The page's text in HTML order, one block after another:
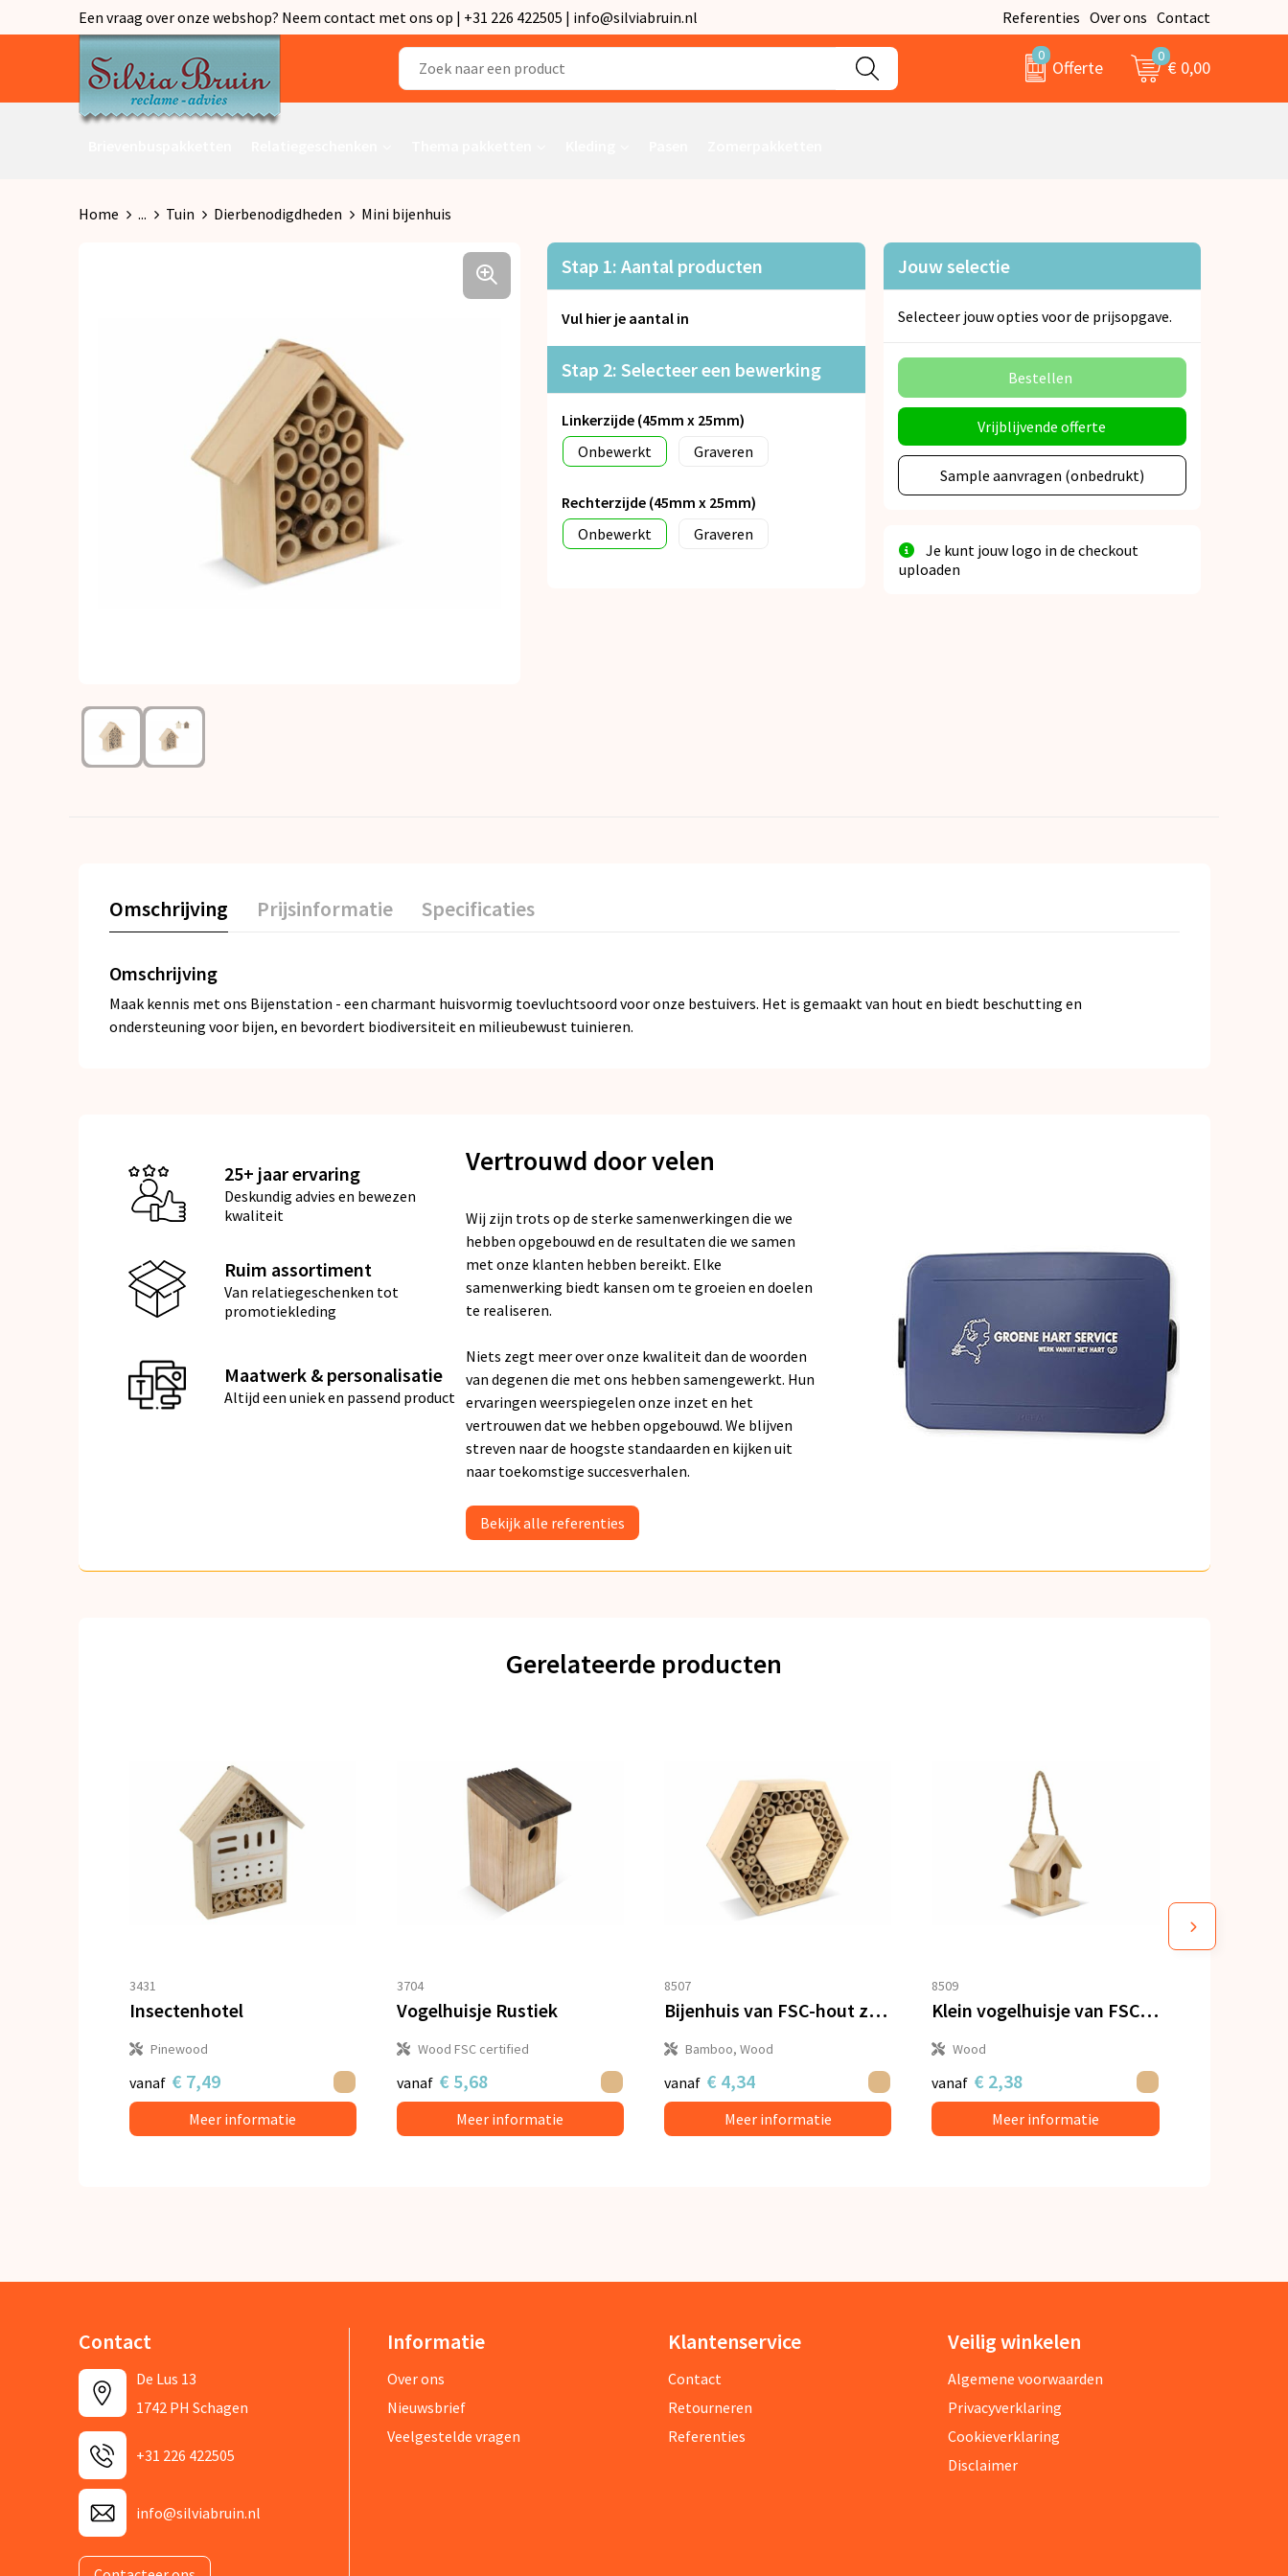
Een vraag over onze webshop? Neem contact met ons op | +31 226 422505 | info@silviabruin.nl Referenties Over ons Contact
0
Offerte
0
€ 0,00
Home ... Tuin Dierbenodigdheden Mini bijenhuis
Stap 1: Aantal producten
Vul hier je aantal in
Stap 2: Selecteer een bewerking
Linkerzijde (45mm x 25mm)
Onbewerkt
Graveren
Rechterzijde (45mm x 25mm)
Onbewerkt
Graveren
Jouw selectie
Selecteer jouw opties voor de prijsopgave.
Bestellen
Vrijblijvende offerte
Sample aanvragen (onbedrukt)
Je kunt jouw logo in de checkout
uploaden
Omschrijving Prijsinformatie Specificaties
Omschrijving
Maak kennis met ons Bijenstation - een charmant huisvormig toevluchtsoord voor onze bestuivers. Het is gemaakt van hout en biedt beschutting en
ondersteuning voor bijen, en bevordert biodiversiteit en milieubewust tuinieren.
25+ jaar ervaring
Deskundig advies en bewezen
kwaliteit
Ruim assortiment
Van relatiegeschenken tot
promotiekleding
Maatwerk & personalisatie
Altijd een uniek en passend product
Vertrouwd door velen
Wij zijn trots op de sterke samenwerkingen die we
hebben opgebouwd en de resultaten die we samen
met onze klanten hebben bereikt. Elke
samenwerking biedt kansen om te groeien en doelen
te realiseren.
Niets zegt meer over onze kwaliteit dan de woorden
van degenen die met ons hebben samengewerkt. Hun
ervaringen weerspiegelen onze inzet en het
vertrouwen dat we hebben opgebouwd. We blijven
streven naar de hoogste standaarden en kijken uit
naar toekomstige succesverhalen.
Bekijk alle referenties
Gerelateerde producten
3431
Insectenhotel
Pinewood
vanaf € 7,49
Meer informatie
3704
Vogelhuisje Rustiek
Wood FSC certified
vanaf € 5,68
Meer informatie
8507
Bijenhuis van FSC-hout zeshoekig
Bamboo, Wood
vanaf € 4,34
Meer informatie
8509
Klein vogelhuisje van FSC-hout
Wood
vanaf € 2,38
Meer informatie
Contact
De Lus 13
1742 PH Schagen
+31 226 422505
info@silviabruin.nl
Informatie
Over ons
Nieuwsbrief
Veelgestelde vragen
Klantenservice
Contact
Retourneren
Referenties
Veilig winkelen
Algemene voorwaarden
Privacyverklaring
Cookieverklaring
Disclaimer